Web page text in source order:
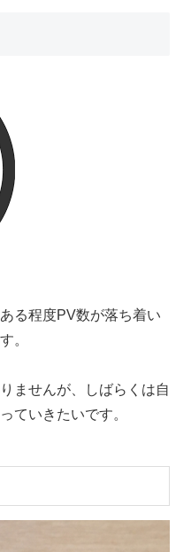
る程度PV数が落ち着い
。
ませんが、しばらくは自
ていきたいです。